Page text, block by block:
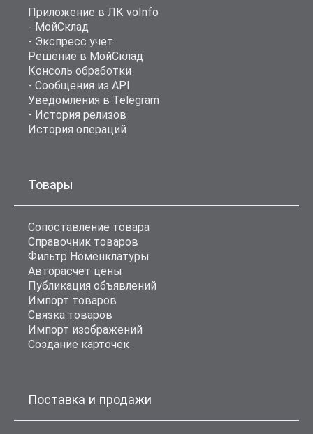
Приложение в ЛК voInfo
- МойСклад
- Экспресс учет
Решение в МойСклад
Консоль обработки
- Сообщения из API
Уведомления в Telegram
- История релизов
История операций
Товары
Сопоставление товара
Справочник товаров
Фильтр Номенклатуры
Авторасчет цены
Публикация объявлений
Импорт товаров
Связка товаров
Импорт изображений
Создание карточек
Поставка и продажи